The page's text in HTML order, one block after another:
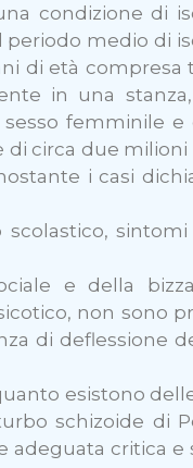
condizione di
periodo medio di
di età compresa
in una
femminile e
circa due milioni
i casi
sintomi
e della
non sono
di deflessione
esistono
schizoide di
adeguata critica e